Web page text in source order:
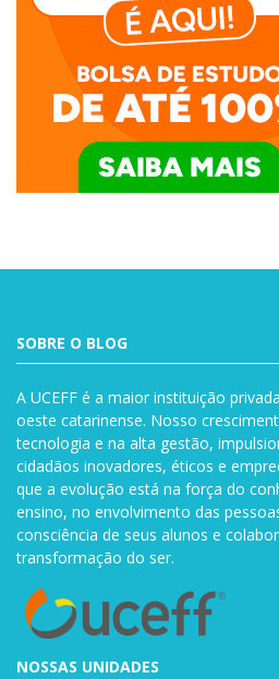
SOBRE O BLOG
A UCEFF é a maior instituição
oeste catarinense. Nosso
tecnologia e na alta gestão,
cidadãos inovadores, éticos e
que a evolução está na força do
ensino, no envolvimento das
consciência de seus alunos e
transformação do ser.
NOSSAS UNIDADES